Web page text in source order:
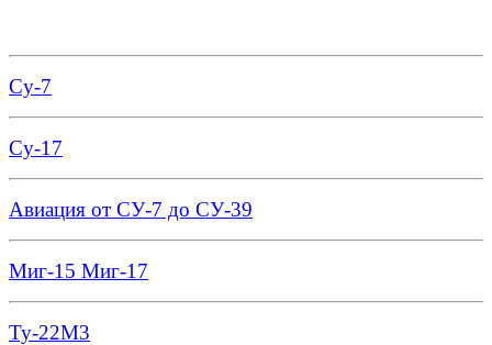
Су-7
Су-17
Авиация от СУ-7 до СУ-39
Миг-15 Миг-17
Ту-22М3